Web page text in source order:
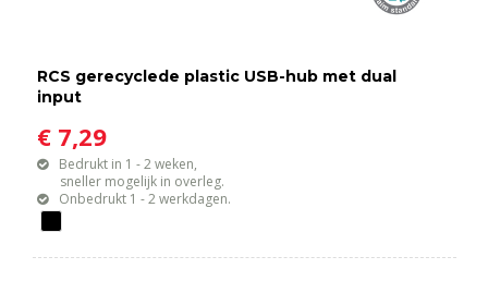
RCS gerecyclede plastic USB-hub met dual
input
€ 7,29
Bedrukt in 1 - 2 weken,
sneller mogelijk in overleg.
Onbedrukt 1 - 2 werkdagen.